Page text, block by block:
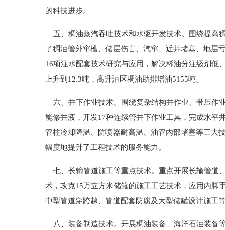
的科技进步。
五、稠油蒸汽吞吐技术和水驱开发技术。围绕提高
了稠油管外窜槽、储层伤害、汽窜、近井堵塞、地层
16项注水配套技术研究与应用，解决稀油分注级别低
上升到12.3吨，高升油区稠油助排增油5155吨。
六、井下作业技术。围绕复杂结构井作业、带压作
能修井液，开发17种连续管井下作业工具，完成水平
管柱冷却降温、防喷器耐高温、油管内部堵塞等三大
幅度地提升了工程技术的服务能力。
七、长输管道施工等重点技术。重点开展长输管道
术，攻克15万立方米储罐的施工工艺技术，应用内脚
中型管道穿跨越、管道配套防腐及大型储罐设计施工
八、装备制造技术。开展稠油装备、海洋石油装备